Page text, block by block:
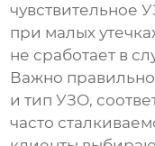
чувствительное
при малых
не сработает в
Важно
и тип УЗО,
часто